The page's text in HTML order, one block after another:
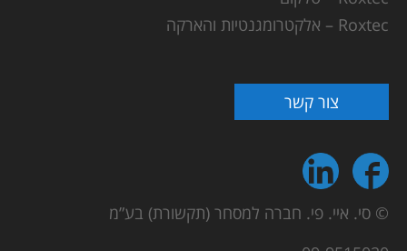
Roxtec – אלקטרומגנטיות והארקה
צור קשר
© סי. איי. פי. חברה למסחר (תקשורת) בע”מ